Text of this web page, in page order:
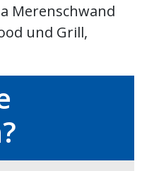
Merenschwand
und Grill,